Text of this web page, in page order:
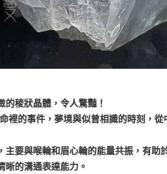
稜狀晶體，令人驚豔！
裡的事件，夢境與似曾相識的時刻，從
主要與喉輪和眉心輪的能量共振，有助
晰的溝通表達能力。